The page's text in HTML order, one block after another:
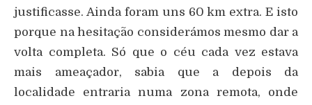
justificasse. Ainda foram uns 60 km extra. E isto
porque na hesitação considerámos mesmo dar a
volta completa. Só que o céu cada vez estava
mais ameaçador, sabia que a depois da
localidade entraria numa zona remota, onde